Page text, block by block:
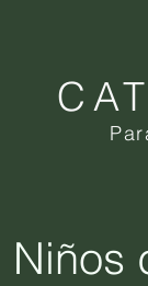
Niños